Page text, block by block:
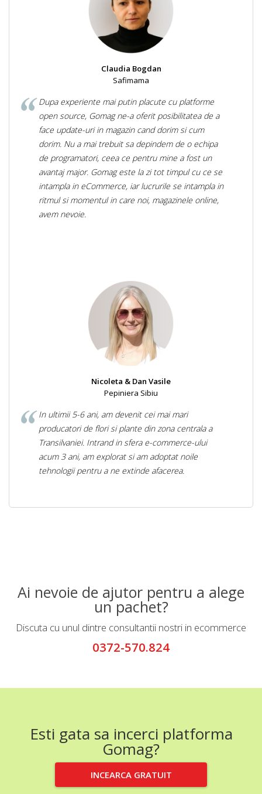
Claudia Bogdan
Safimama
Dupa experiente mai putin placute cu platforme
open source, Gomag ne-a oferit posibilitatea de a
face update-uri in magazin cand dorim si cum
dorim. Nu a mai trebuit sa depindem de o echipa
de programatori, ceea ce pentru mine a fost un
avantaj major. Gomag este la zi tot timpul cu ce se
intampla in eCommerce, iar lucrurile se intampla in
ritmul si momentul in care noi, magazinele online,
avem nevoie.
Nicoleta & Dan Vasile
Pepiniera Sibiu
In ultimii 5-6 ani, am devenit cei mai mari
producatori de flori si plante din zona centrala a
Transilvaniei. Intrand in sfera e-commerce-ului
acum 3 ani, am explorat si am adoptat noile
tehnologii pentru a ne extinde afacerea.
Ai nevoie de ajutor pentru a alege
un pachet?
Discuta cu unul dintre consultantii nostri in ecommerce
0372-570.824
Esti gata sa incerci platforma
Gomag?
INCEARCA GRATUIT